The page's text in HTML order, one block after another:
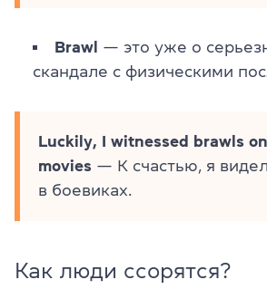
Brawl
— это уже о
скандале с физическими
Luckily, I witnessed brawls
movies — К счастью, я
в боевиках.
Как люди ссорятся?